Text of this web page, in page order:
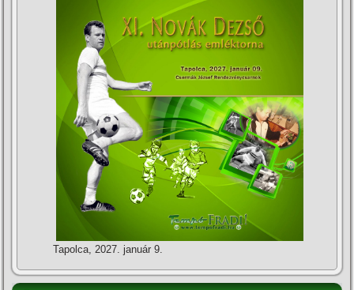
Tapolca, 2027. január 9.